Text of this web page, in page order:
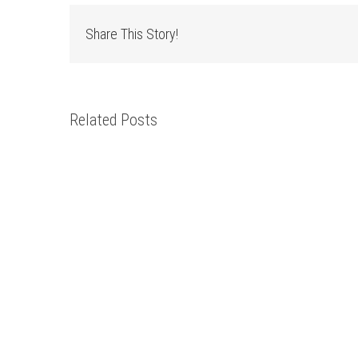
Share This Story!
Related Posts